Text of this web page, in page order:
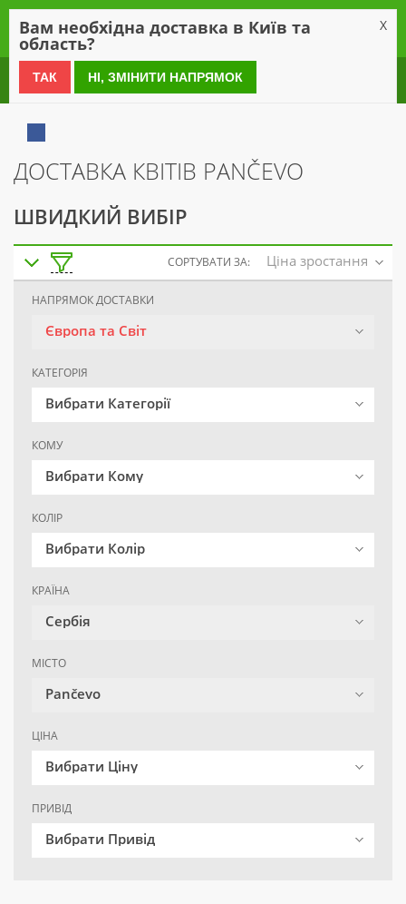
0 800 21 54 55
ДОСТАВКА КВІТІВ PANČEVO
ШВИДКИЙ ВИБІР
СОРТУВАТИ ЗА: Ціна зростання
НАПРЯМОК ДОСТАВКИ
Європа та Світ
КАТЕГОРІЯ
Вибрати Категорії
КОМУ
Вибрати Кому
КОЛІР
Вибрати Колір
КРАЇНА
Сербія
МІСТО
Pančevo
ЦІНА
Вибрати Ціну
ПРИВІД
Вибрати Привід
Вам необхідна доставка в Київ та
область?
X
ТАК НІ, ЗМІНИТИ НАПРЯМОК